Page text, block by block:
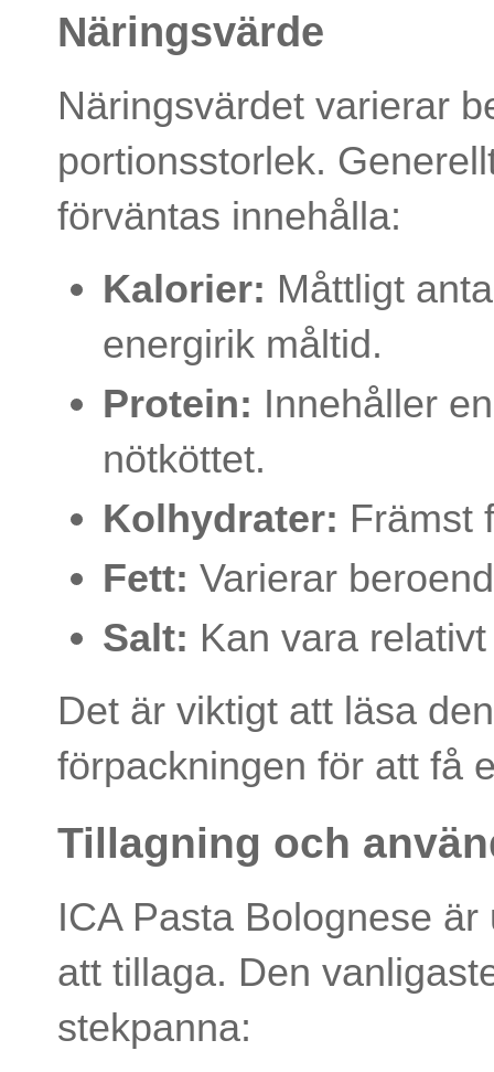
Näringsvärde
Näringsvärdet varierar
portionsstorlek.
förväntas innehålla:
Kalorier: Måttligt
energirik måltid.
Protein: Innehåller
nötköttet.
Kolhydrater: Främst
Fett: Varierar
Salt: Kan vara
Det är viktigt att läsa
förpackningen för att få
Tillagning och
ICA Pasta Bolognese
att tillaga. Den
stekpanna: